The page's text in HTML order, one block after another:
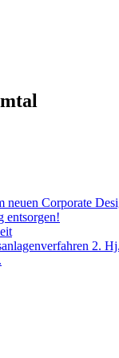
neuen Corporate
entsorgen!
2.